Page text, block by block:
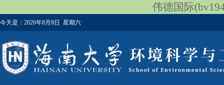
伟德国际
今天是： 2026年8月8日 星期六